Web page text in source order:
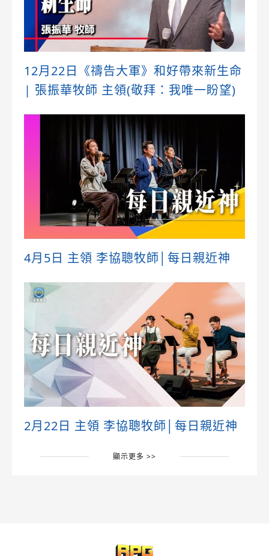
12月22日《禱告大軍》和好帶來新生命
| 張振華牧師 主領(敬拜：我唯一盼望)
4月5日 主領 李協聰牧師│每日親近神
2月22日 主領 李協聰牧師│每日親近神
顯示更多 >>